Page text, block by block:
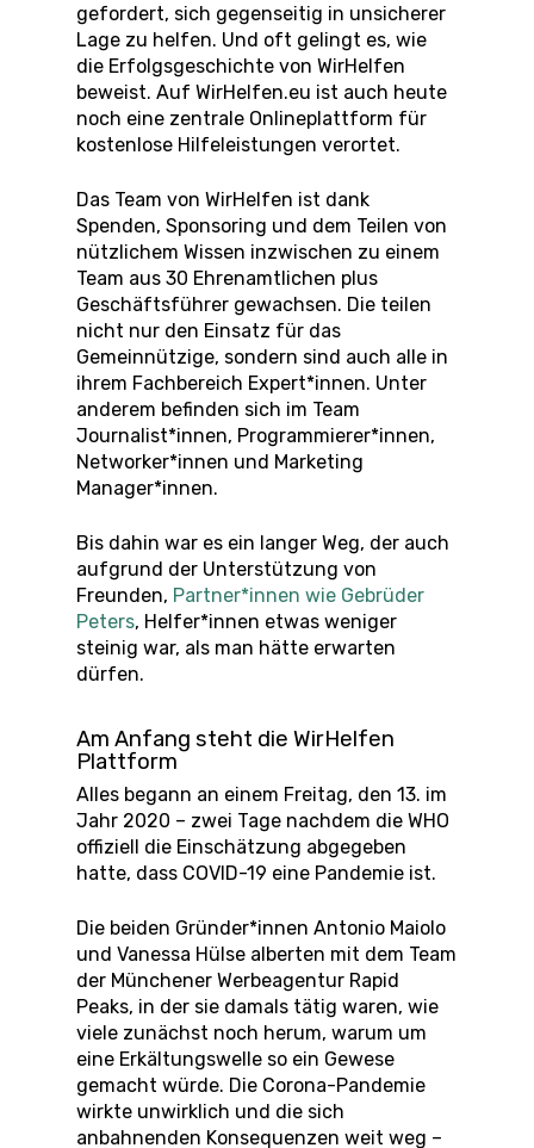
gefordert, sich gegenseitig in unsicherer
Lage zu helfen. Und oft gelingt es, wie
die Erfolgsgeschichte von WirHelfen
beweist. Auf WirHelfen.eu ist auch heute
noch eine zentrale Onlineplattform für
kostenlose Hilfeleistungen verortet.
Das Team von WirHelfen ist dank
Spenden, Sponsoring und dem Teilen von
nützlichem Wissen inzwischen zu einem
Team aus 30 Ehrenamtlichen plus
Geschäftsführer gewachsen. Die teilen
nicht nur den Einsatz für das
Gemeinnützige, sondern sind auch alle in
ihrem Fachbereich Expert*innen. Unter
anderem befinden sich im Team
Journalist*innen, Programmierer*innen,
Networker*innen und Marketing
Manager*innen.
Bis dahin war es ein langer Weg, der auch
aufgrund der Unterstützung von
Freunden, Partner*innen wie Gebrüder
Peters, Helfer*innen etwas weniger
steinig war, als man hätte erwarten
dürfen.
Am Anfang steht die WirHelfen
Plattform
Alles begann an einem Freitag, den 13. im
Jahr 2020 – zwei Tage nachdem die WHO
offiziell die Einschätzung abgegeben
hatte, dass COVID-19 eine Pandemie ist.
Die beiden Gründer*innen Antonio Maiolo
und Vanessa Hülse alberten mit dem Team
der Münchener Werbeagentur Rapid
Peaks, in der sie damals tätig waren, wie
viele zunächst noch herum, warum um
eine Erkältungswelle so ein Gewese
gemacht würde. Die Corona-Pandemie
wirkte unwirklich und die sich
anbahnenden Konsequenzen weit weg –